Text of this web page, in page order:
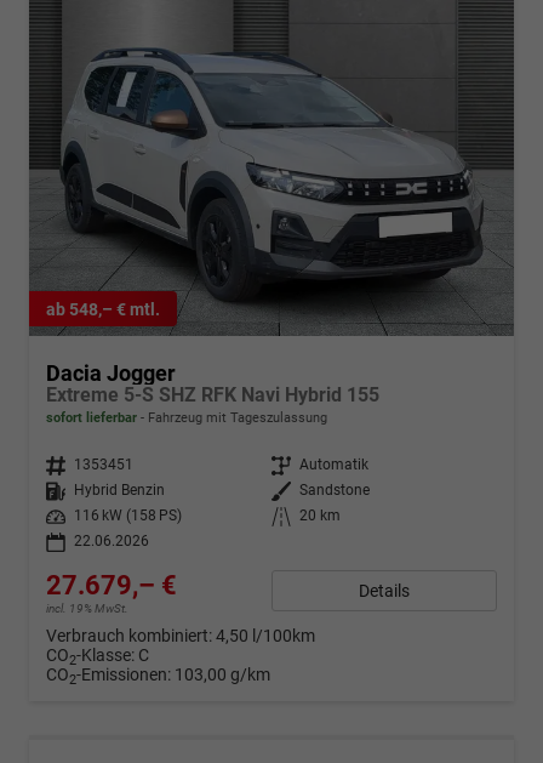
ab 548,– € mtl.
Dacia Jogger
Extreme 5-S SHZ RFK Navi Hybrid 155
sofort lieferbar Fahrzeug mit Tageszulassung
Fahrzeugnr. 1353451 Getriebe Automatik
Kraftstoff
Hybrid Benzin Außenfarbe Sandstone
Leistung
116 kW (158 PS) Kilometerstand
20 km
22.06.2026
27.679,– €
incl. 19% MwSt.
Details
Verbrauch kombiniert:4,50 l/100km
CO2-Klasse: C
CO2-Emissionen: 103,00 g/km